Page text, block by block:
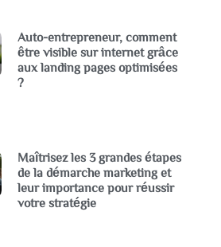
Auto-entrepreneur, comment
être visible sur internet grâce
aux landing pages optimisées
?
Maîtrisez les 3 grandes étapes
de la démarche marketing et
leur importance pour réussir
votre stratégie